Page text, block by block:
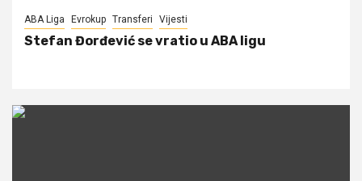
ABA Liga Evrokup Transferi Vijesti
Stefan Đorđević se vratio u ABA ligu